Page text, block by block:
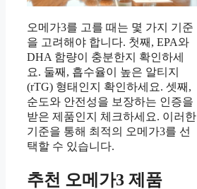
오메가3를 고를 때는 몇 가지 기준
을 고려해야 합니다. 첫째, EPA와
DHA 함량이 충분한지 확인하세
요. 둘째, 흡수율이 높은 알티지
(rTG) 형태인지 확인하세요. 셋째,
순도와 안전성을 보장하는 인증을
받은 제품인지 체크하세요. 이러한
기준을 통해 최적의 오메가3를 선
택할 수 있습니다.
추천 오메가3 제품